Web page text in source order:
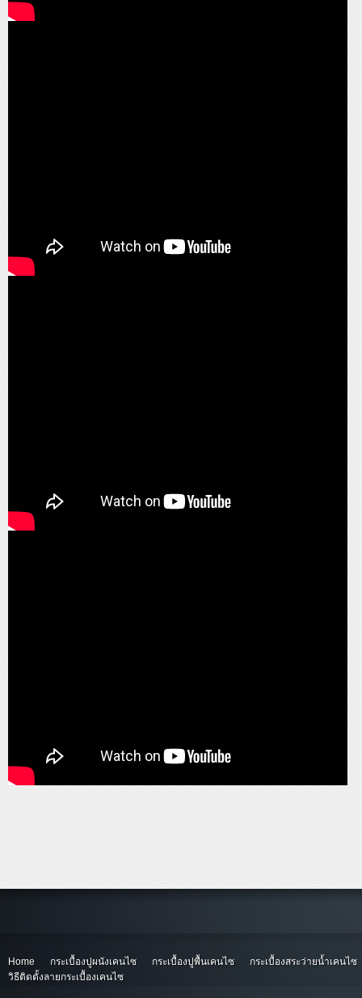
Home กระเบื้องปูผนังเคนไซ กระเบื้องปูพื้นเคนไซ
กระเบื้องสระว่ายน้ำเคนไซ
วิธีติดตั้งลายกระเบื้องเคนไซ